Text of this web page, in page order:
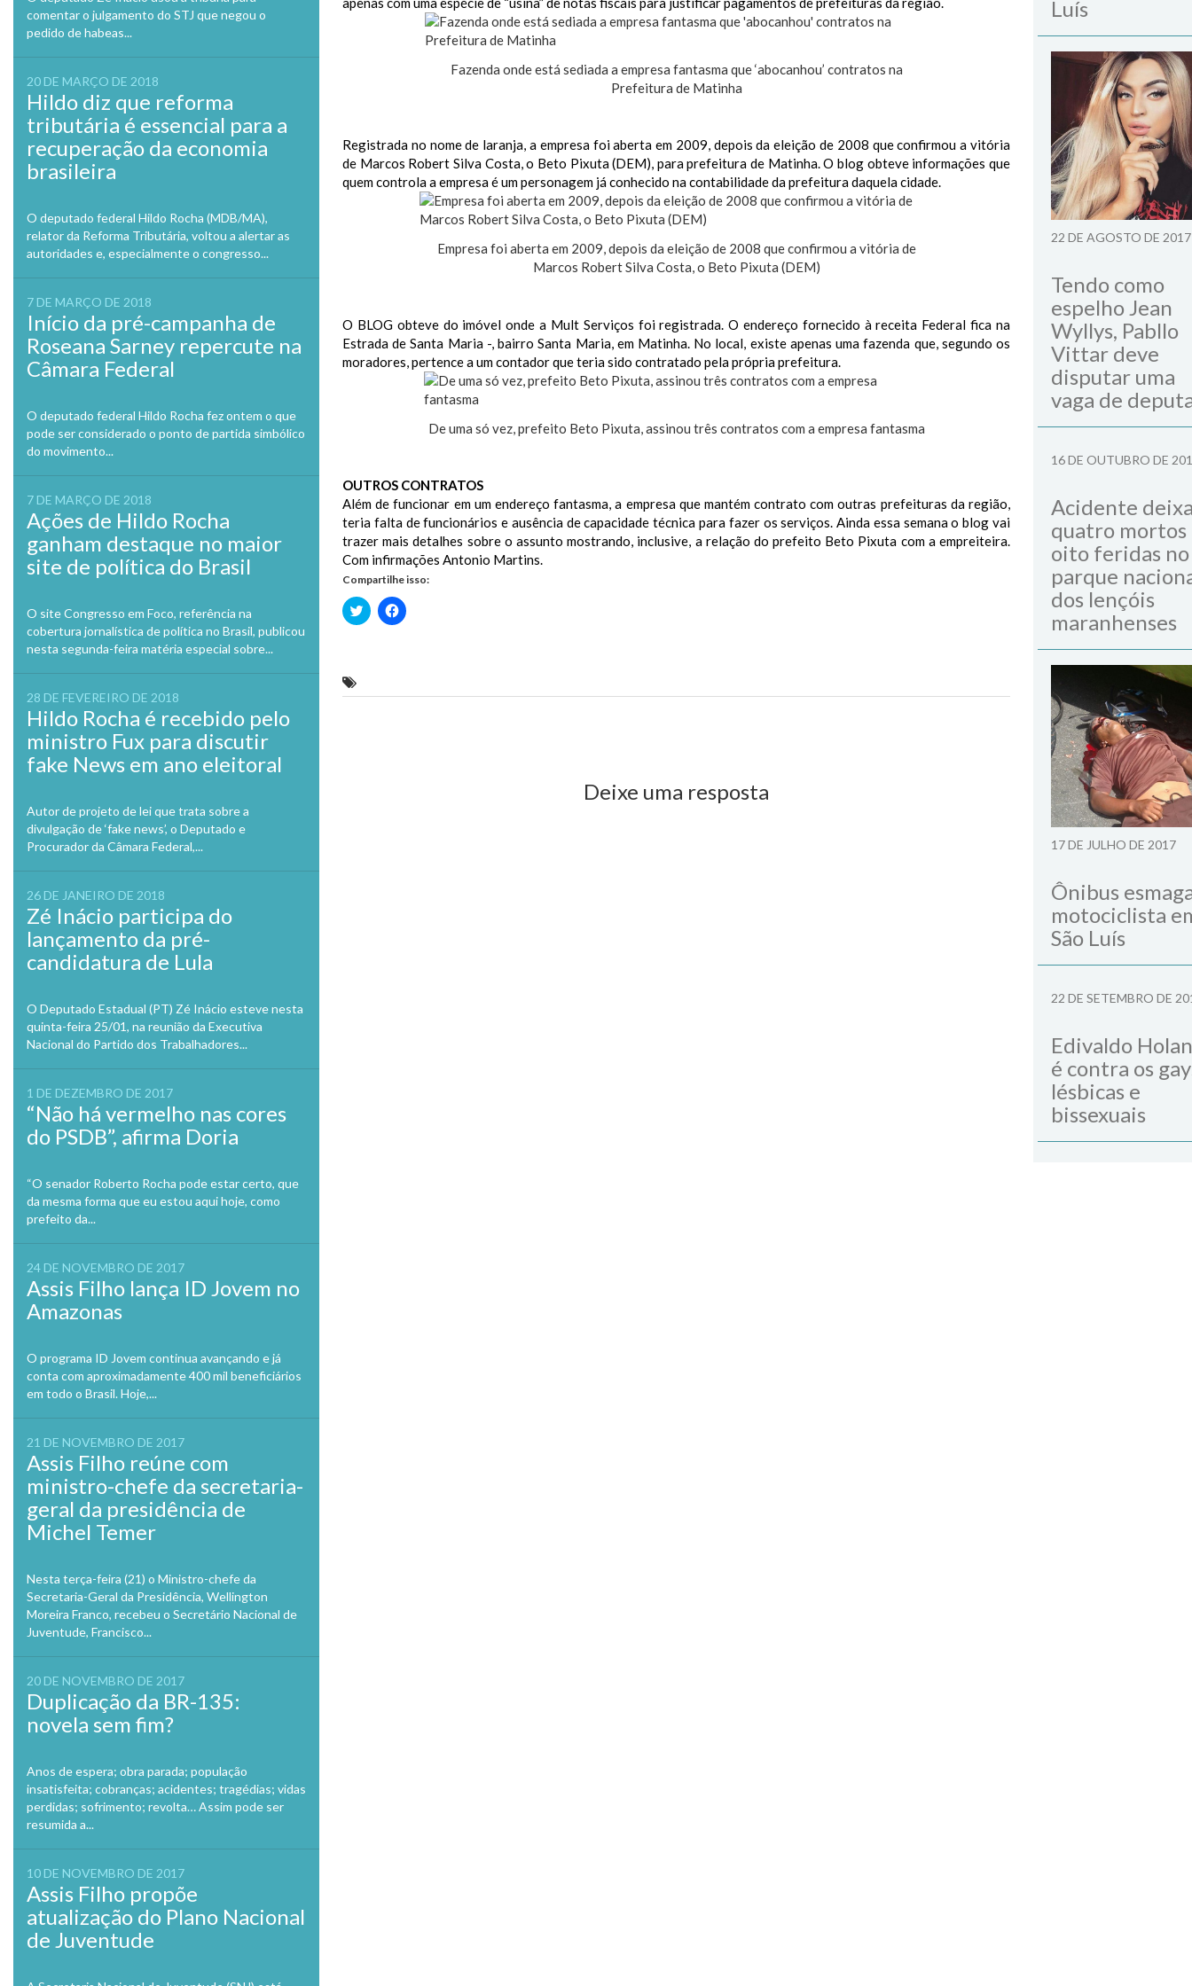
comentar o julgamento do STJ que negou o
pedido de habeas...
20 DE MARÇO DE 2018
Hildo diz que reforma
tributária é essencial para a
recuperação da economia
brasileira
O deputado federal Hildo Rocha (MDB/MA),
relator da Reforma Tributária, voltou a alertar as
autoridades e, especialmente o congresso...
7 DE MARÇO DE 2018
Início da pré-campanha de
Roseana Sarney repercute na
Câmara Federal
O deputado federal Hildo Rocha fez ontem o que
pode ser considerado o ponto de partida simbólico
do movimento...
7 DE MARÇO DE 2018
Ações de Hildo Rocha
ganham destaque no maior
site de política do Brasil
O site Congresso em Foco, referência na
cobertura jornalística de política no Brasil, publicou
nesta segunda-feira matéria especial sobre...
28 DE FEVEREIRO DE 2018
Hildo Rocha é recebido pelo
ministro Fux para discutir
fake News em ano eleitoral
Autor de projeto de lei que trata sobre a
divulgação de ‘fake news’, o Deputado e
Procurador da Câmara Federal,...
26 DE JANEIRO DE 2018
Zé Inácio participa do
lançamento da pré-
candidatura de Lula
O Deputado Estadual (PT) Zé Inácio esteve nesta
quinta-feira 25/01, na reunião da Executiva
Nacional do Partido dos Trabalhadores...
1 DE DEZEMBRO DE 2017
“Não há vermelho nas cores
do PSDB”, afirma Doria
“O senador Roberto Rocha pode estar certo, que
da mesma forma que eu estou aqui hoje, como
prefeito da...
24 DE NOVEMBRO DE 2017
Assis Filho lança ID Jovem no
Amazonas
O programa ID Jovem continua avançando e já
conta com aproximadamente 400 mil beneficiários
em todo o Brasil. Hoje,...
21 DE NOVEMBRO DE 2017
Assis Filho reúne com
ministro-chefe da secretaria-
geral da presidência de
Michel Temer
Nesta terça-feira (21) o Ministro-chefe da
Secretaria-Geral da Presidência, Wellington
Moreira Franco, recebeu o Secretário Nacional de
Juventude, Francisco...
20 DE NOVEMBRO DE 2017
Duplicação da BR-135:
novela sem fim?
Anos de espera; obra parada; população
insatisfeita; cobranças; acidentes; tragédias; vidas
perdidas; sofrimento; revolta… Assim pode ser
resumida a...
10 DE NOVEMBRO DE 2017
Assis Filho propõe
atualização do Plano Nacional
de Juventude
Fazenda onde está sediada a empresa fantasma que ‘abocanhou’ contratos na
Prefeitura de Matinha
Registrada no nome de laranja, a empresa foi aberta em 2009, depois da eleição de 2008 que confirmou a vitória
de Marcos Robert Silva Costa, o Beto Pixuta (DEM), para prefeitura de Matinha. O blog obteve informações que
quem controla a empresa é um personagem já conhecido na contabilidade da prefeitura daquela cidade.
Empresa foi aberta em 2009, depois da eleição de 2008 que confirmou a vitória de
Marcos Robert Silva Costa, o Beto Pixuta (DEM)
O BLOG obteve do imóvel onde a Mult Serviços foi registrada. O endereço fornecido à receita Federal fica na
Estrada de Santa Maria -, bairro Santa Maria, em Matinha. No local, existe apenas uma fazenda que, segundo os
moradores, pertence a um contador que teria sido contratado pela própria prefeitura.
De uma só vez, prefeito Beto Pixuta, assinou três contratos com a empresa fantasma
OUTROS CONTRATOS
Além de funcionar em um endereço fantasma, a empresa que mantém contrato com outras prefeituras da região,
teria falta de funcionários e ausência de capacidade técnica para fazer os serviços. Ainda essa semana o blog vai
trazer mais detalhes sobre o assunto mostrando, inclusive, a relação do prefeito Beto Pixuta com a empreiteira.
Com infirmações Antonio Martins.
Compartilhe isso:
Clique
para
Clique
para
Deixe uma resposta
Luís
22 DE AGOSTO DE 2017
Tendo como
espelho Jean
Wyllys, Pabllo
Vittar deve
disputar uma
vaga de
16 DE OUTUBRO DE
Acidente
quatro mortos
oito feridas no
parque
dos lençóis
maranhenses
17 DE JULHO DE 2017
Ônibus
motociclista
São Luís
22 DE SETEMBRO DE
Edivaldo
é contra os
lésbicas e
bissexuais